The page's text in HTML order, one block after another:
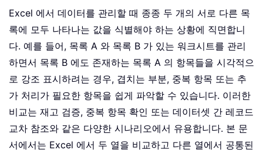
Excel 에서 데이터를 관리할 때 종종 두 개의 서로 다른 목
록에 모두 나타나는 값을 식별해야 하는 상황에 직면합니
다. 예를 들어, 목록 A 와 목록 B 가 있는 워크시트를 관리
하면서 목록 B 에도 존재하는 목록 A 의 항목들을 시각적으
로 강조 표시하려는 경우, 겹치는 부분, 중복 항목 또는 추
가 처리가 필요한 항목을 쉽게 파악할 수 있습니다. 이러한
비교는 재고 검증, 중복 항목 확인 또는 데이터셋 간 레코드
교차 참조와 같은 다양한 시나리오에서 유용합니다. 본 문
서에서는 Excel 에서 두 열을 비교하고 다른 열에서 공통된